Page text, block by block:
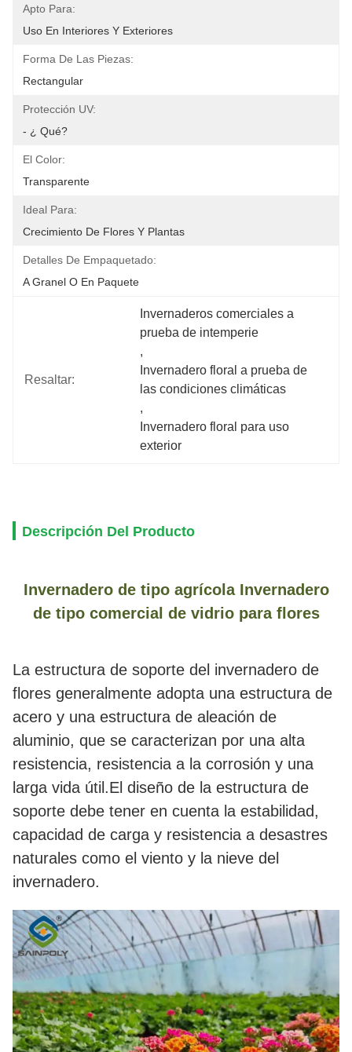
Apto Para:
Uso En Interiores Y Exteriores
Forma De Las Piezas:
Rectangular
Protección UV:
- ¿ Qué?
El Color:
Transparente
Ideal Para:
Crecimiento De Flores Y Plantas
Detalles De Empaquetado:
A Granel O En Paquete
Resaltar:
Invernaderos comerciales a
prueba de intemperie
,
Invernadero floral a prueba de
las condiciones climáticas
,
Invernadero floral para uso
exterior
Descripción Del Producto
Invernadero de tipo agrícola Invernadero
de tipo comercial de vidrio para flores
La estructura de soporte del invernadero de
flores generalmente adopta una estructura de
acero y una estructura de aleación de
aluminio, que se caracterizan por una alta
resistencia, resistencia a la corrosión y una
larga vida útil.El diseño de la estructura de
soporte debe tener en cuenta la estabilidad,
capacidad de carga y resistencia a desastres
naturales como el viento y la nieve del
invernadero.